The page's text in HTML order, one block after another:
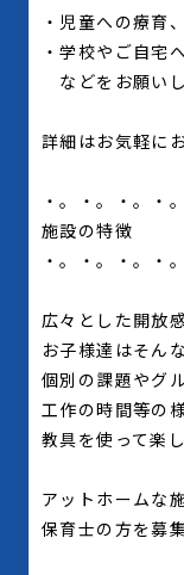
・児童への療育
・学校やご自宅
などをお願い
詳細はお気軽に
・。・。・。・。
施設の特徴
・。・。・。・。
広々とした開放
お子様達はそん
個別の課題やグ
工作の時間等の
教具を使って楽
アットホームな
保育士の方を募